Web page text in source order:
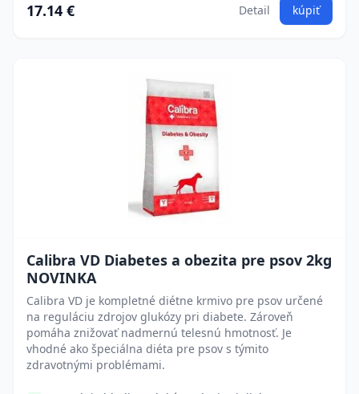
17.14 € Detail kúpiť
Calibra VD Diabetes a obezita pre psov 2kg
NOVINKA
Calibra VD je kompletné diétne krmivo pre psov určené
na reguláciu zdrojov glukózy pri diabete. Zároveň
pomáha znižovať nadmernú telesnú hmotnosť. Je
vhodné ako špeciálna diéta pre psov s týmito
zdravotnými problémami.